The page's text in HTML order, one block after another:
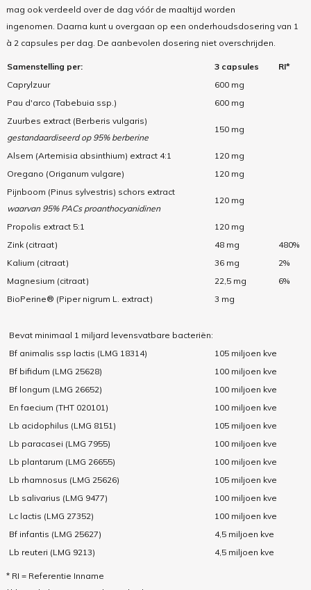
mag ook verdeeld over de dag vóór de maaltijd worden
ingenomen. Daarna kunt u overgaan op een onderhoudsdosering van 1
à 2 capsules per dag. De aanbevolen dosering niet overschrijden.
Samenstelling per: 3 capsules
RI*
Caprylzuur
600 mg
Pau d'arco (Tabebuia ssp.)
600 mg
Zuurbes extract (Berberis vulgaris)
gestandaardiseerd op 95% berberine
150 mg
Alsem (Artemisia absinthium) extract 4:1
120 mg
Oregano (Origanum vulgare)
120 mg
Pijnboom (Pinus sylvestris) schors extract
waarvan 95% PACs proanthocyanidinen
120 mg
Propolis extract 5:1
120 mg
Zink (citraat)
48 mg
480%
Kalium (citraat)
36 mg
2%
Magnesium (citraat)
22,5 mg
6%
BioPerine® (Piper nigrum L. extract)
3 mg
Bevat minimaal 1 miljard levensvatbare bacteriën:
Bf animalis ssp lactis (LMG 18314)
105 miljoen kve
Bf bifidum (LMG 25628)
100 miljoen kve
Bf longum (LMG 26652)
100 miljoen kve
En faecium (THT 020101)
100 miljoen kve
Lb acidophilus (LMG 8151)
105 miljoen kve
Lb paracasei (LMG 7955)
100 miljoen kve
Lb plantarum (LMG 26655)
100 miljoen kve
Lb rhamnosus (LMG 25626)
105 miljoen kve
Lb salivarius (LMG 9477)
100 miljoen kve
Lc lactis (LMG 27352)
100 miljoen kve
Bf infantis (LMG 25627)
4,5 miljoen kve
Lb reuteri (LMG 9213)
4,5 miljoen kve
* RI = Referentie Inname